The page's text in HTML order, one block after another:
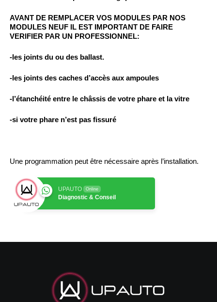
AVANT DE REMPLACER VOS MODULES PAR NOS
MODULES NEUF IL EST IMPORTANT DE FAIRE
VERIFIER PAR UN PROFESSIONNEL:
-les joints du ou des ballast.
-les joints des caches d’accès aux ampoules
-l’étanchéité entre le châssis de votre phare et la vitre
-si votre phare n’est pas fissuré
Une programmation peut être nécessaire après l’installation.
UPAUTO Online
Diagnostic & Conseil